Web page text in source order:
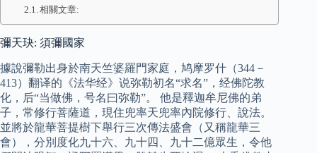
相關文章:
彌天玦: 須彌國家
據說彌勒出身於南天竺婆羅門家庭，鸠摩罗什（344－
413）翻译的《法华经》说弥勒初名“求名”，经佛陀教
化，后“当做佛，号名曰弥勒”。 他是釋迦牟尼佛的弟
子，常修行菩薩道，現住兜率天兜率內院修行、說法。
並將於龍華菩提樹下舉行三次傳法盛會（又稱龍華三
會），分別度化九十六、九十四、九十二億眾生，令他